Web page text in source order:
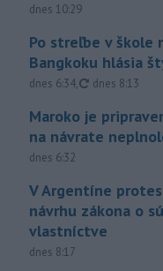
dnes 10:29
Po streľbe v škole
Bangkoku hlásia
dnes 6:34, aktualizované
dnes 8:13
Maroko je
na návrate
dnes 6:32
V Argentíne
návrhu zákona o
vlastníctve
dnes 8:17